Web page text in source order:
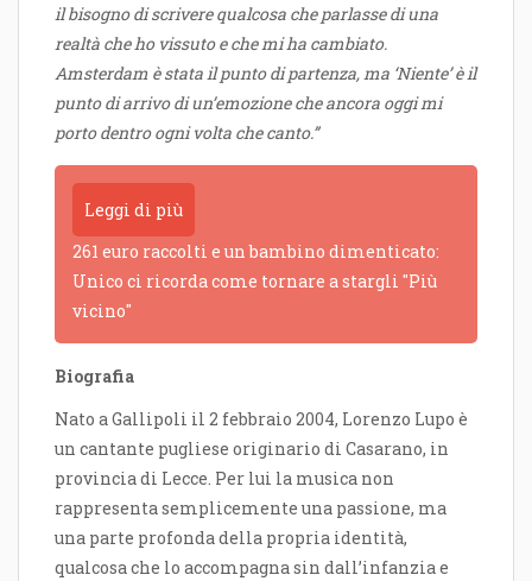
il bisogno di scrivere qualcosa che parlasse di una
realtà che ho vissuto e che mi ha cambiato.
Amsterdam è stata il punto di partenza, ma ‘Niente’ è il
punto di arrivo di un’emozione che ancora oggi mi
porto dentro ogni volta che canto.”
Leggi di più
261 euro raccolti e un bambino dimenticato:
Unico ci ricorda come tornare a stargli "Più
vicino"
Biografia
Nato a Gallipoli il 2 febbraio 2004, Lorenzo Lupo è
un cantante pugliese originario di Casarano, in
provincia di Lecce. Per lui la musica non
rappresenta semplicemente una passione, ma
una parte profonda della propria identità,
qualcosa che lo accompagna sin dall’infanzia e